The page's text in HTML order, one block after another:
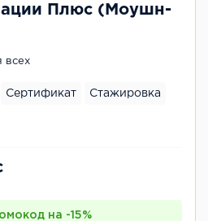
Плюс (Моушн-
всех
Сертификат Стажировка
на -15%